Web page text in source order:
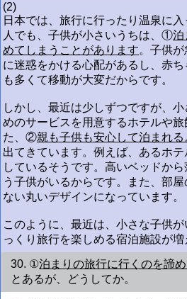
(2)
日本では、旅行に行ったり温泉に
人でも、子供が小さいうちは、①泊
めてしまうことがあります。子供
に迷惑をかける心配があるし、赤
も多くて移動が大変だからです。
しかし、最近は少しずつですが、
めのサービスを用意するホテルや
た、②親も子供も安心して泊まれ
出てきています。例えば、あるホ
しているそうです。高いベッドか
う子供がいるからです。また、部
ない丸いデザインになっています。
このように、最近は、小さな子供
っくり旅行を楽しめる宿泊施設が増
30. ①泊まりの旅行に行くのを諦
とあるが、どうしてか。